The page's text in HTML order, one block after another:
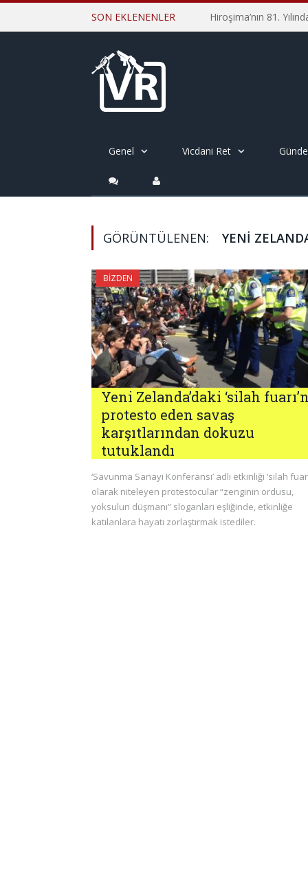
SON EKLENENLER
Genel Vicdani Ret
GÖRÜNTÜLENEN: YENI
BIZDEN
Yeni Zelanda’daki ‘silah
protesto eden savaş
karşıtlarından dokuzu
tutuklandı
‘Savunma Sanayi Konferansı’ adlı etkinliği ‘silah
olarak niteleyen protestocular “zenginin ordusu,
yoksulun düşmanı” sloganları eşliğinde, etkinliğe
katılanlara hayatı zorlaştırmak istediler.